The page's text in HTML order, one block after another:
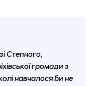
Степного,
громади з
навчалося би не